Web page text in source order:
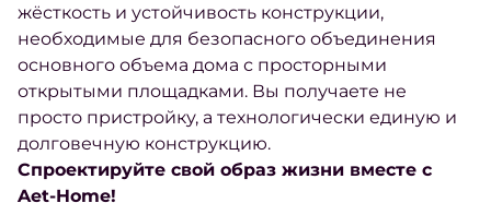
жёсткость и устойчивость конструкции,
необходимые для безопасного объединения
основного объема дома с просторными
открытыми площадками. Вы получаете не
просто пристройку, а технологически единую и
долговечную конструкцию.
Спроектируйте свой образ жизни вместе с
Aet-Home!